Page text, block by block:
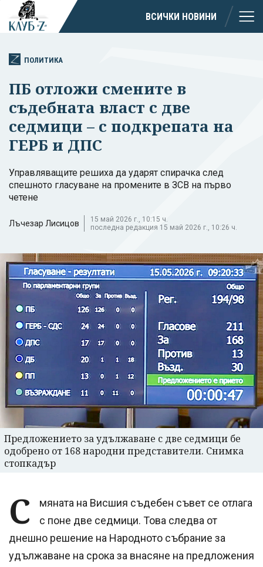
ВСИЧКИ НОВИНИ
ПОЛИТИКА
ПБ отложи смените в
съдебната власт с две
седмици – с подкрепата на
ГЕРБ и ДПС
Управляващите решиха да ударят спирачка след
спешното гласуване на промените в ЗСВ на първо
четене
Лъчезар Лисицов
15 май 2026 г., 10:15 ч.
последна редакция 15 май 2026 г., 10:26 ч.
Предложението за удължаване с две седмици бе
одобрено от 168 народни представители. Снимка
стопкадър
С
мяната на Висшия съдебен съвет се отлага
с поне две седмици. Това следва от
днешно решение на Народното събрание за
удължаване на срока за внасяне на предложения